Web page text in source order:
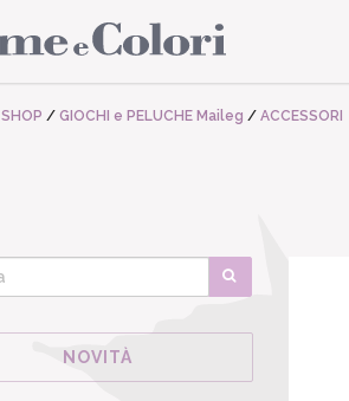
SHOP / GIOCHI e PELUCHE Maileg / ACCESSORI
NOVITÀ